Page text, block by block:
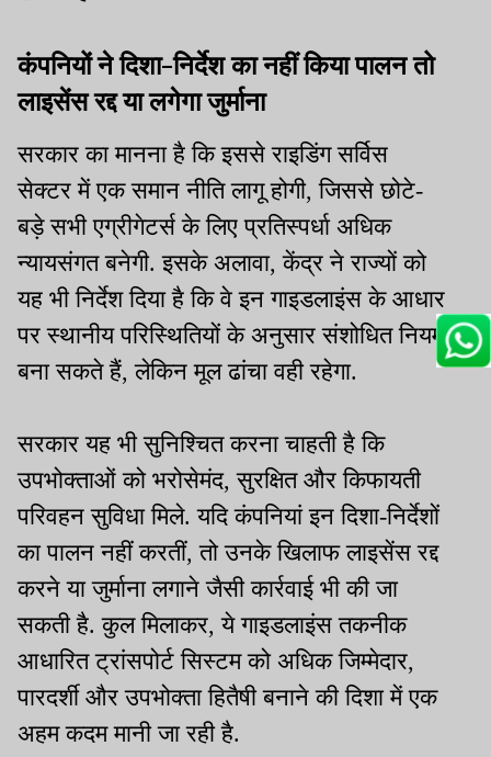
कंपनियों ने दिशा-निर्देश का नहीं किया पालन तो
लाइसेंस रद्द या लगेगा जुर्माना
सरकार का मानना है कि इससे राइडिंग सर्विस
सेक्टर में एक समान नीति लागू होगी, जिससे छोटे-
बड़े सभी एग्रीगेटर्स के लिए प्रतिस्पर्धा अधिक
न्यायसंगत बनेगी. इसके अलावा, केंद्र ने राज्यों को
यह भी निर्देश दिया है कि वे इन गाइडलाइंस के आधार
पर स्थानीय परिस्थितियों के अनुसार संशोधित नियम
बना सकते हैं, लेकिन मूल ढांचा वही रहेगा.
सरकार यह भी सुनिश्चित करना चाहती है कि
उपभोक्ताओं को भरोसेमंद, सुरक्षित और किफायती
परिवहन सुविधा मिले. यदि कंपनियां इन दिशा-निर्देशों
का पालन नहीं करतीं, तो उनके खिलाफ लाइसेंस रद्द
करने या जुर्माना लगाने जैसी कार्रवाई भी की जा
सकती है. कुल मिलाकर, ये गाइडलाइंस तकनीक
आधारित ट्रांसपोर्ट सिस्टम को अधिक जिम्मेदार,
पारदर्शी और उपभोक्ता हितैषी बनाने की दिशा में एक
अहम कदम मानी जा रही है.